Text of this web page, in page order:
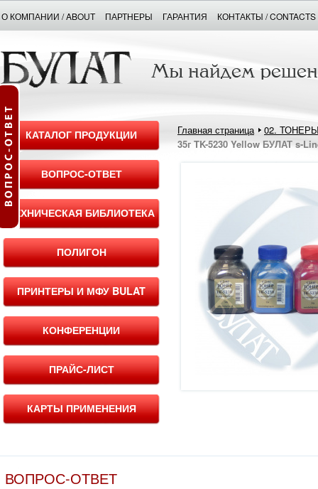
О КОМПАНИИ / ABOUT ПАРТНЕРЫ ГАРАНТИЯ КОНТАКТЫ / CONTACTS
КАТАЛОГ ПРОДУКЦИИ
ВОПРОС-ОТВЕТ
ТЕХНИЧЕСКАЯ БИБЛИОТЕКА
ПОЛИГОН
ПРИНТЕРЫ И МФУ BULAT
КОНФЕРЕНЦИИ
ПРАЙС-ЛИСТ
КАРТЫ ПРИМЕНЕНИЯ
Главная страница
02.
35г TK-5230 Yellow БУЛАТ s-
ВОПРОС-ОТВЕТ